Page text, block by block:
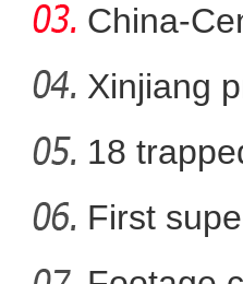
【新疆
China-
Xinjiang
cotton
18
gold
First